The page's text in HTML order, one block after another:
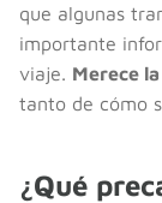
que algunas
importante
viaje. Merece
tanto de cómo
¿Qué